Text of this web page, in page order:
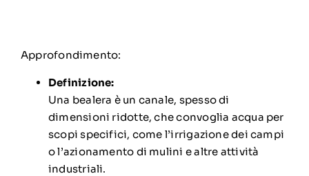
Approfondimento:
Definizione:
Una bealera è un canale, spesso di
dimensioni ridotte, che convoglia acqua per
scopi specifici, come l’irrigazione dei campi
o l’azionamento di mulini e altre attività
industriali.